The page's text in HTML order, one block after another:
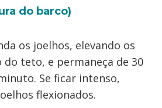
do barco)
os joelhos, elevando os
do teto, e permaneça de 30
Se ficar intenso,
flexionados.